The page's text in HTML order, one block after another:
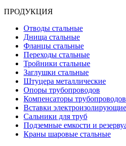
ПРОДУКЦИЯ
Отводы стальные
Днища стальные
Фланцы стальные
Переходы стальные
Тройники стальные
Заглушки стальные
Штуцера металлические
Опоры трубопроводов
Компенсаторы трубопроводов
Вставки
Сальники для труб
Подземные емкости и
Краны шаровые стальные